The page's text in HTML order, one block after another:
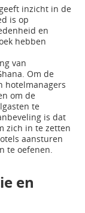
inzicht in de
is op
en
hebben
van
Om de
hotelmanagers
om de
te
is dat
zich in te zetten
aansturen
te oefenen.
en